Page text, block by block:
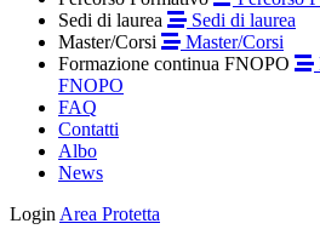
Sedi di laurea
Sedi di laurea
Master/Corsi
Master/Corsi
Formazione continua FNOPO
FNOPO
FAQ
Contatti
Albo
News
Login Area Protetta